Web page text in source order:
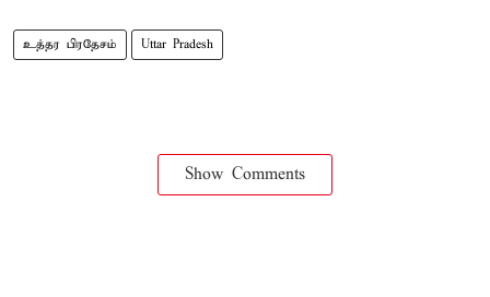
உத்தர பிரதேசம் Uttar Pradesh
Show Comments